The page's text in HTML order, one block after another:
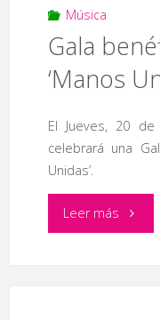
Música
Gala
‘Manos
El Jueves, 20
celebrará una
Unidas’.
Leer más"Gala